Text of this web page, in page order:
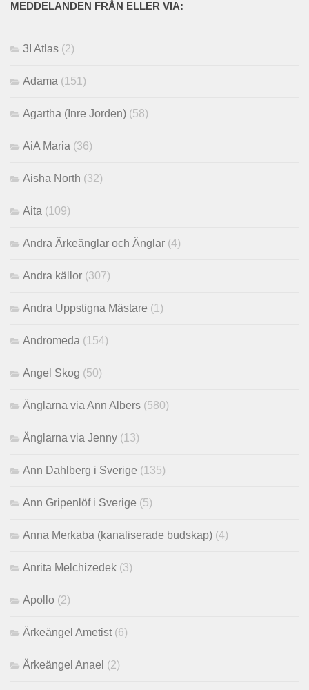
MEDDELANDEN FRÅN ELLER VIA:
3I Atlas (2)
Adama (151)
Agartha (Inre Jorden) (58)
AiA Maria (36)
Aisha North (32)
Aita (109)
Andra Ärkeänglar och Änglar (4)
Andra källor (307)
Andra Uppstigna Mästare (1)
Andromeda (154)
Angel Skog (50)
Änglarna via Ann Albers (580)
Änglarna via Jenny (13)
Ann Dahlberg i Sverige (135)
Ann Gripenlöf i Sverige (5)
Anna Merkaba (kanaliserade budskap) (4)
Anrita Melchizedek (3)
Apollo (2)
Ärkeängel Ametist (6)
Ärkeängel Anael (2)